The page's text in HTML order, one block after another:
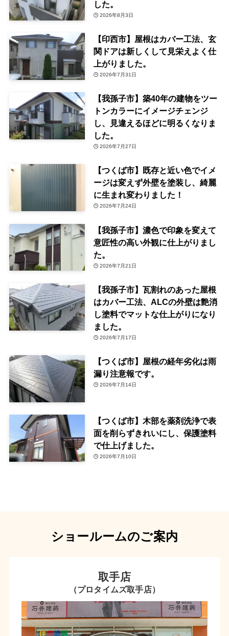
した。
2026年8月3日
【印西市】屋根はカバー工法、玄
関ドアは新しくして見栄えよく仕
上がりました。
2026年7月31日
【我孫子市】築40年の建物をツー
トンカラーにイメージチェンジ
し、見違えるほどに明るくなりま
した。
2026年7月27日
【つくば市】既存と近い色でイメ
ージは変えず外壁を塗装し、綺麗
に生まれ変わりました！
2026年7月24日
【我孫子市】濃色で印象を変えて
意匠性の高い外観に仕上がりまし
た。
2026年7月21日
【我孫子市】瓦割れのあった屋根
はカバー工法、ALCの外壁は艶消
し塗料でマットな仕上がりになり
ました。
2026年7月17日
【つくば市】屋根の経年劣化は雨
漏り注意報です。
2026年7月14日
【つくば市】木部を薬剤洗浄で表
面を削らずきれいにし、保護塗料
で仕上げました。
2026年7月10日
ショールームのご案内
取手店
（プロタイムズ取手店）